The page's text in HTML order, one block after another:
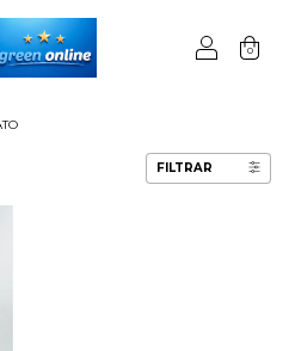
0
FILTRAR